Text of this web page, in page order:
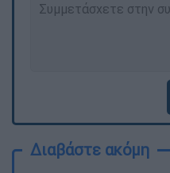
Διαβάστε ακόμη